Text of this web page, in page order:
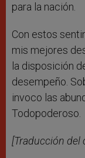
para la nación.
Con estos
mis mejores
la disposición
desempeño.
invoco las
Todopoderoso.
[Traducción del